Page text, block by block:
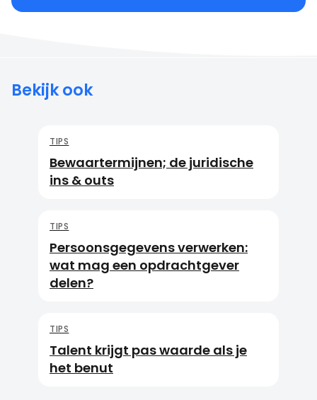
Bekijk ook
TIPS
Bewaartermijnen; de juridische
ins & outs
TIPS
Persoonsgegevens verwerken:
wat mag een opdrachtgever
delen?
TIPS
Talent krijgt pas waarde als je
het benut